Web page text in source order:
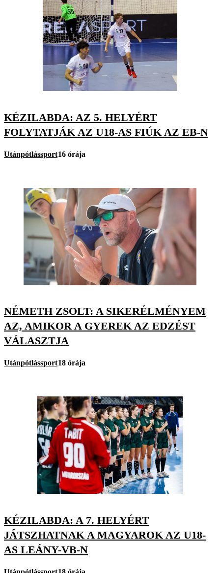
KÉZILABDA: AZ 5. HELYÉRT
FOLYTATJÁK AZ U18-AS FIÚK AZ EB-N
Utánpótlássport16 órája
NÉMETH ZSOLT: A SIKERÉLMÉNYEM
AZ, AMIKOR A GYEREK AZ EDZÉST
VÁLASZTJA
Utánpótlássport18 órája
KÉZILABDA: A 7. HELYÉRT
JÁTSZHATNAK A MAGYAROK AZ U18-
AS LEÁNY-VB-N